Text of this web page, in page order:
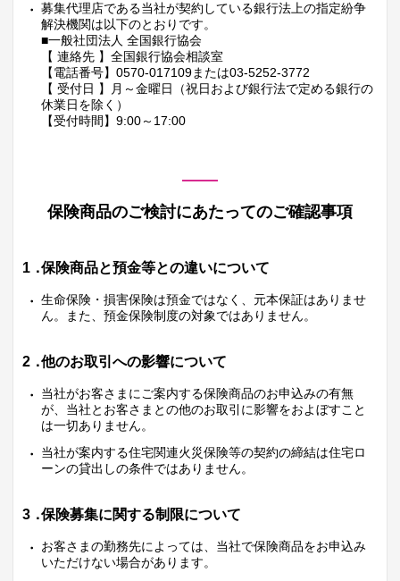
募集代理店である当社が契約している銀行法上の指定紛争
解決機関は以下のとおりです。
■一般社団法人 全国銀行協会
【 連絡先 】全国銀行協会相談室
【電話番号】0570-017109または03-5252-3772
【 受付日 】月～金曜日（祝日および銀行法で定める銀行の
休業日を除く）
【受付時間】9:00～17:00
保険商品のご検討にあたってのご確認事項
1．保険商品と預金等との違いについて
生命保険・損害保険は預金ではなく、元本保証はありませ
ん。また、預金保険制度の対象ではありません。
2．他のお取引への影響について
当社がお客さまにご案内する保険商品のお申込みの有無
が、当社とお客さまとの他のお取引に影響をおよぼすこと
は一切ありません。
当社が案内する住宅関連火災保険等の契約の締結は住宅ロ
ーンの貸出しの条件ではありません。
3．保険募集に関する制限について
お客さまの勤務先によっては、当社で保険商品をお申込み
いただけない場合があります。